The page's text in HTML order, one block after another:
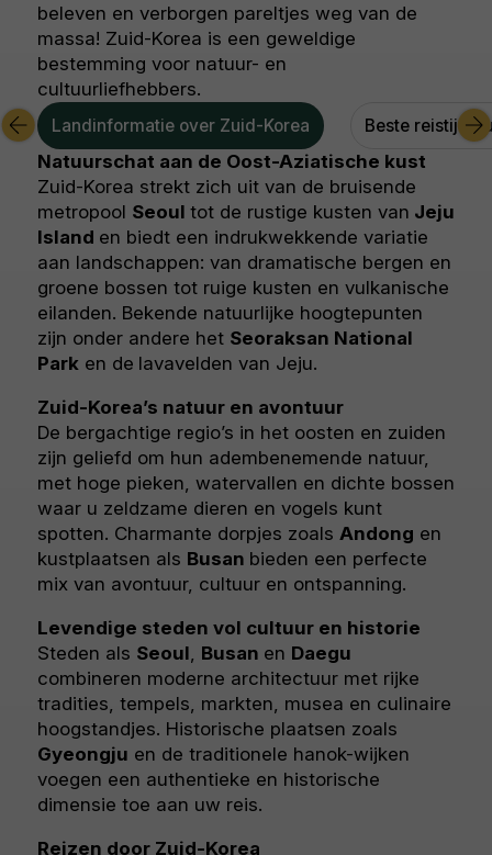
beleven en verborgen pareltjes weg van de
massa! Zuid-Korea is een geweldige
bestemming voor natuur- en
cultuurliefhebbers.
Landinformatie over Zuid-Korea Beste reistijd
Natuurschat aan de Oost-Aziatische kust
Zuid-Korea strekt zich uit van de bruisende
metropool Seoul tot de rustige kusten van Jeju
Island en biedt een indrukwekkende variatie
aan landschappen: van dramatische bergen en
groene bossen tot ruige kusten en vulkanische
eilanden. Bekende natuurlijke hoogtepunten
zijn onder andere het Seoraksan National
Park en de lavavelden van Jeju.
Zuid-Korea’s natuur en avontuur
De bergachtige regio’s in het oosten en zuiden
zijn geliefd om hun adembenemende natuur,
met hoge pieken, watervallen en dichte bossen
waar u zeldzame dieren en vogels kunt
spotten. Charmante dorpjes zoals Andong en
kustplaatsen als Busan bieden een perfecte
mix van avontuur, cultuur en ontspanning.
Levendige steden vol cultuur en historie
Steden als Seoul Busan en Daegu
combineren moderne architectuur met rijke
tradities, tempels, markten, musea en culinaire
hoogstandjes. Historische plaatsen zoals
Gyeongju en de traditionele hanok-wijken
voegen een authentieke en historische
dimensie toe aan uw reis.
Reizen door Zuid-Korea